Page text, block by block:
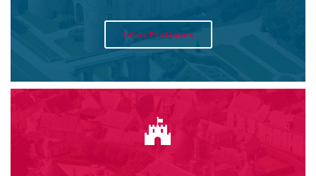
Infos Pratiques